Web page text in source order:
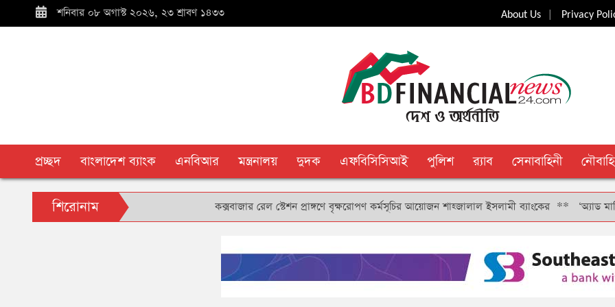
শনিবার ০৮ অগাস্ট ২০২৬, ২৩ শ্রাবণ ১৪৩৩ About Us| Privacy
প্রচ্ছদ বাংলাদেশ ব্যাংক এনবিআর মন্ত্রনালয় দুদক এফবিসিসিআই পুলিশ র‍্যাব সেনাবাহিনী
শিরোনাম কক্সবাজার রেল স্টেশন প্রাঙ্গণে বৃক্ষরোপণ কর্মসূচির আয়োজন শাহ্জালাল ইসলামী ব্যাংকের**‘অ্যাড মানি’